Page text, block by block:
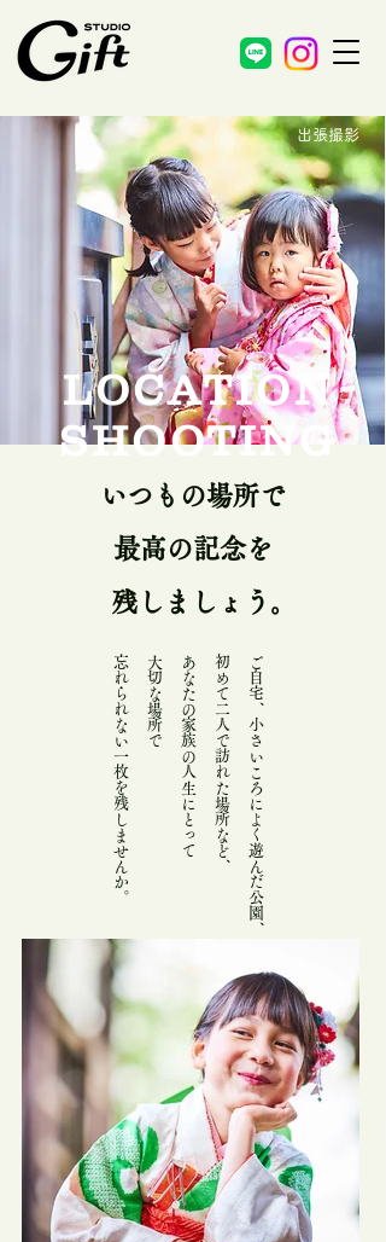
LOCATION
​SHOOTING
​出張撮影
いつもの場所で
​最高の記念を
残しましょう。
ご自宅、小さいころによく遊んだ公園、
初めて二人で訪れた場所など、
あなたの家族の人生にとって
大切な場所で
​忘れられない一枚を残しませんか。